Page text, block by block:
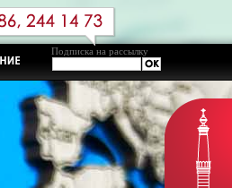
Подписка на рассылку